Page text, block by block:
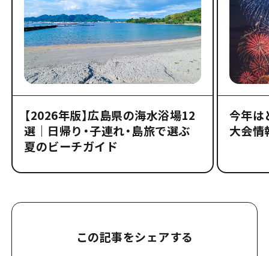
【2026年版】広島県の海水浴場12
選｜日帰り・子連れ・島旅で選ぶ
夏のビーチガイド
今年は
大会情
この記事をシェアする